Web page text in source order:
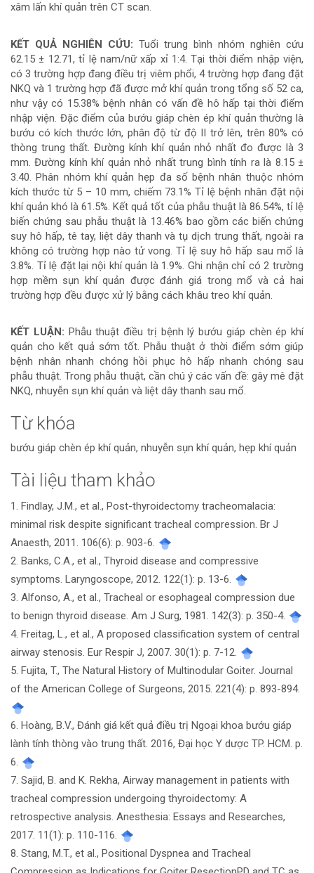
xâm lấn khí quản trên CT scan.
KẾT QUẢ NGHIÊN CỨU: Tuổi trung bình nhóm nghiên cứu
62.15 ± 12.71, tỉ lệ nam/nữ xấp xỉ 1:4. Tại thời điểm nhập viện,
có 3 trường hợp đang điều trị viêm phổi, 4 trường hợp đang đặt
NKQ và 1 trường hợp đã được mở khí quản trong tổng số 52 ca,
như vậy có 15.38% bệnh nhân có vấn đề hô hấp tại thời điểm
nhập viện. Đặc điểm của bướu giáp chèn ép khí quản thường là
bướu có kích thước lớn, phân độ từ độ II trở lên, trên 80% có
thòng trung thất. Đường kính khí quản nhỏ nhất đo được là 3
mm. Đường kính khí quản nhỏ nhất trung bình tính ra là 8.15 ±
3.40. Phân nhóm khí quản hẹp đa số bệnh nhân thuộc nhóm
kích thước từ 5 – 10 mm, chiếm 73.1% Tỉ lệ bệnh nhân đặt nội
khí quản khó là 61.5%. Kết quả tốt của phẫu thuật là 86.54%, tỉ lệ
biến chứng sau phẫu thuật là 13.46% bao gồm các biến chứng
suy hô hấp, tê tay, liệt dây thanh và tụ dịch trung thất, ngoài ra
không có trường hợp nào tử vong. Tỉ lệ suy hô hấp sau mổ là
3.8%. Tỉ lệ đặt lại nội khí quản là 1.9%. Ghi nhận chỉ có 2 trường
hợp mềm sụn khí quản được đánh giá trong mổ và cả hai
trường hợp đều được xử lý bằng cách khâu treo khí quản.
KẾT LUẬN: Phẫu thuật điều trị bệnh lý bướu giáp chèn ép khí
quản cho kết quả sớm tốt. Phẫu thuật ở thời điểm sớm giúp
bệnh nhân nhanh chóng hồi phục hô hấp nhanh chóng sau
phẫu thuật. Trong phẫu thuật, cần chú ý các vấn đề: gây mê đặt
NKQ, nhuyễn sụn khí quản và liệt dây thanh sau mổ.
Từ khóa
bướu giáp chèn ép khí quản, nhuyễn sụn khí quản, hẹp khí quản
Chi
tiết
bài
viết
Tài liệu tham khảo
1. Findlay, J.M., et al., Post-thyroidectomy tracheomalacia:
minimal risk despite significant tracheal compression. Br J
Anaesth, 2011. 106(6): p. 903-6.
2. Banks, C.A., et al., Thyroid disease and compressive
symptoms. Laryngoscope, 2012. 122(1): p. 13-6.
3. Alfonso, A., et al., Tracheal or esophageal compression due
to benign thyroid disease. Am J Surg, 1981. 142(3): p. 350-4.
4. Freitag, L., et al., A proposed classification system of central
airway stenosis. Eur Respir J, 2007. 30(1): p. 7-12.
5. Fujita, T., The Natural History of Multinodular Goiter. Journal
of the American College of Surgeons, 2015. 221(4): p. 893-894.
6. Hoàng, B.V., Đánh giá kết quả điều trị Ngoại khoa bướu giáp
lành tính thòng vào trung thất. 2016, Đại học Y dược TP. HCM. p.
6.
7. Sajid, B. and K. Rekha, Airway management in patients with
tracheal compression undergoing thyroidectomy: A
retrospective analysis. Anesthesia: Essays and Researches,
2017. 11(1): p. 110-116.
8. Stang, M.T., et al., Positional Dyspnea and Tracheal